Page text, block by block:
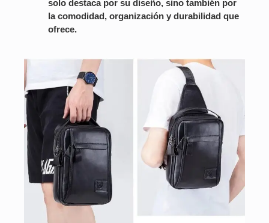
solo destaca por su diseño, sino también por
la comodidad, organización y durabilidad que
ofrece.